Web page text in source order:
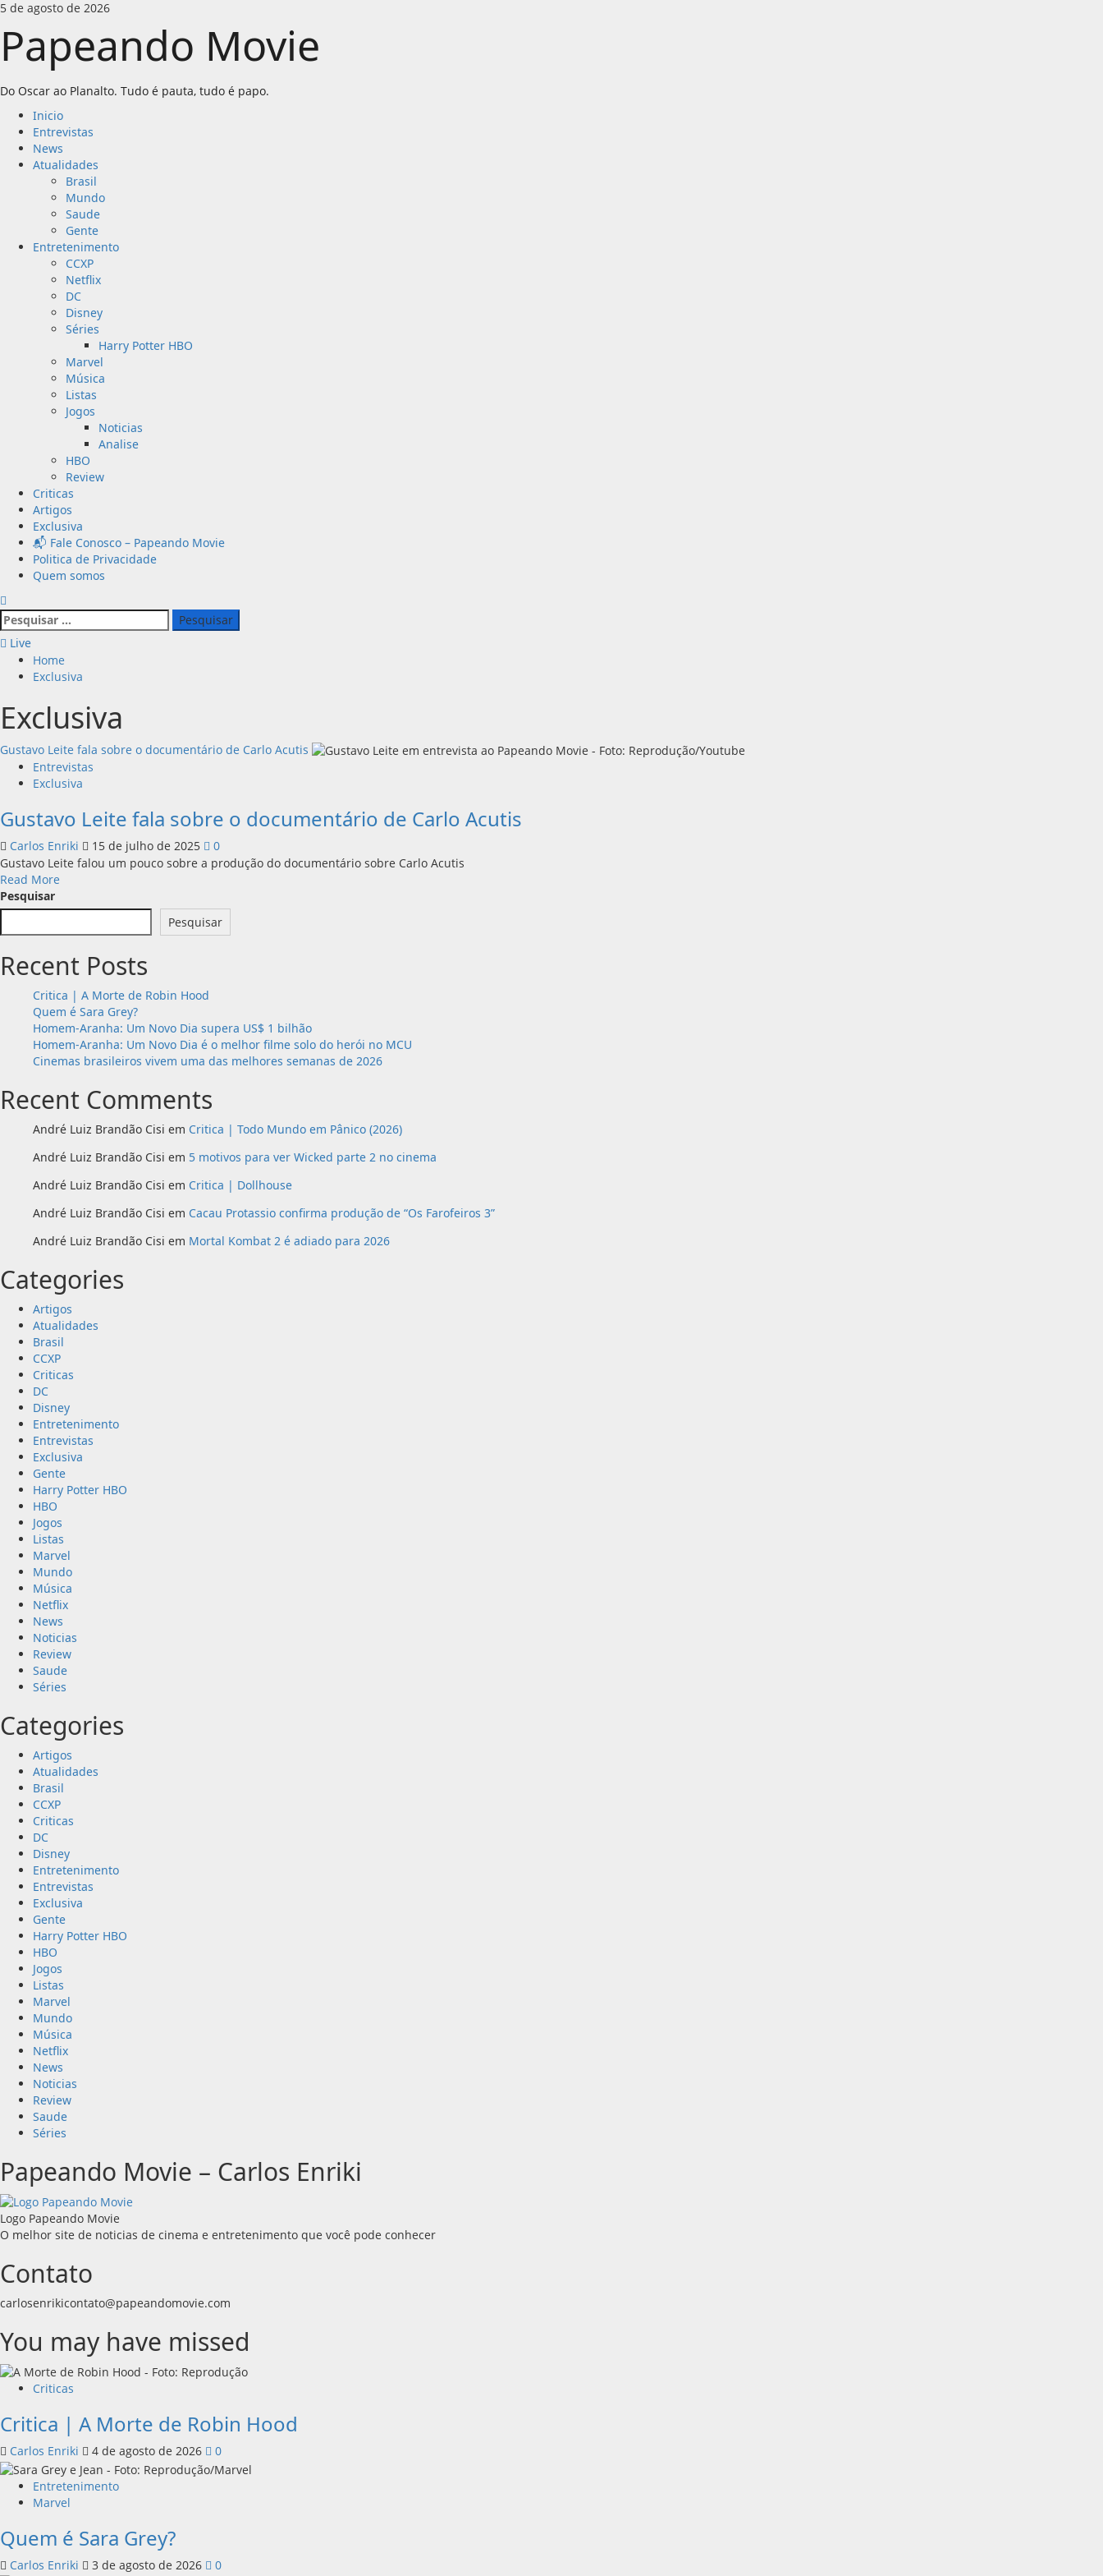
Skip
content
5 de agosto de 2026
Papeando Movie
Do Oscar ao Planalto. Tudo é pauta, tudo é papo.
Primary
Menu
Inicio
Entrevistas
News
Atualidades
Brasil
Mundo
Saude
Gente
Entretenimento
CCXP
Netflix
DC
Disney
Séries
Harry Potter HBO
Marvel
Música
Listas
Jogos
Noticias
Analise
HBO
Review
Criticas
Artigos
Exclusiva
📬 Fale Conosco – Papeando Movie
Politica de Privacidade
Quem somos
Pesquisar
por:
Live
Home
Exclusiva
Exclusiva
Gustavo Leite fala sobre o documentário de Carlo Acutis
Entrevistas
Exclusiva
Gustavo Leite fala sobre o documentário de Carlo Acutis
Carlos Enriki 15 de julho de 2025
0
Gustavo Leite falou um pouco sobre a produção do documentário sobre Carlo Acutis
Read More
about
fala
sobre
o
documentário
de
Carlo
Acutis
Pesquisar
Pesquisar
Recent Posts
Critica | A Morte de Robin Hood
Quem é Sara Grey?
Homem-Aranha: Um Novo Dia supera US$ 1 bilhão
Homem-Aranha: Um Novo Dia é o melhor filme solo do herói no MCU
Cinemas brasileiros vivem uma das melhores semanas de 2026
Recent Comments
André Luiz Brandão Cisi em Critica | Todo Mundo em Pânico (2026)
André Luiz Brandão Cisi em 5 motivos para ver Wicked parte 2 no cinema
André Luiz Brandão Cisi em Critica | Dollhouse
André Luiz Brandão Cisi em Cacau Protassio confirma produção de “Os Farofeiros 3”
André Luiz Brandão Cisi em Mortal Kombat 2 é adiado para 2026
Categories
Artigos
Atualidades
Brasil
CCXP
Criticas
DC
Disney
Entretenimento
Entrevistas
Exclusiva
Gente
Harry Potter HBO
HBO
Jogos
Listas
Marvel
Mundo
Música
Netflix
News
Noticias
Review
Saude
Séries
Categories
Artigos
Atualidades
Brasil
CCXP
Criticas
DC
Disney
Entretenimento
Entrevistas
Exclusiva
Gente
Harry Potter HBO
HBO
Jogos
Listas
Marvel
Mundo
Música
Netflix
News
Noticias
Review
Saude
Séries
Papeando Movie – Carlos Enriki
Logo Papeando Movie
O melhor site de noticias de cinema e entretenimento que você pode conhecer
Contato
carlosenrikicontato@papeandomovie.com
You may have missed
Criticas
Critica | A Morte de Robin Hood
Carlos Enriki 4 de agosto de 2026 0
Entretenimento
Marvel
Quem é Sara Grey?
Carlos Enriki 3 de agosto de 2026 0